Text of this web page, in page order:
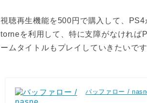
視聴再生機能を500円で購入して、
torneを利用して、特に支障がなけれ
ームタイトルもプレイしていきたいで
バッファロー /